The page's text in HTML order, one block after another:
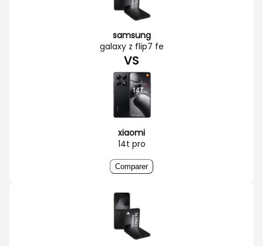
samsung
galaxy z flip7 fe
VS
xiaomi
14t pro
Comparer